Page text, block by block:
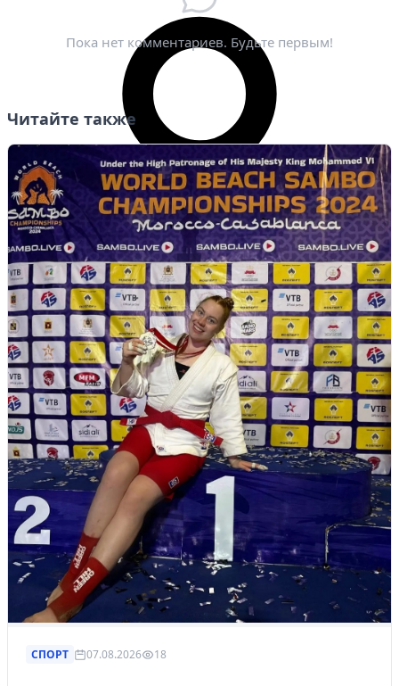
Личный кабинет
Управляйте объявлениями, отслеживайте
публикации и получайте сообщения
Войти или зарегистрироваться
Пока нет комментариев. Будьте первым!
Читайте также
СПОРТ 07.08.2026 18